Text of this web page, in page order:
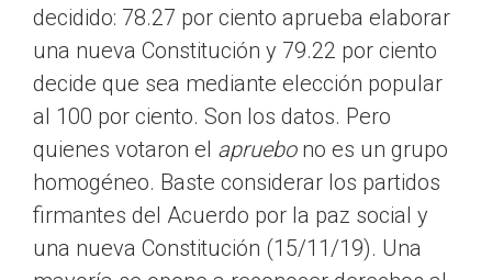
decidido: 78.27 por ciento aprueba elaborar
una nueva Constitución y 79.22 por ciento
decide que sea mediante elección popular
al 100 por ciento. Son los datos. Pero
quienes votaron el apruebo no es un grupo
homogéneo. Baste considerar los partidos
firmantes del Acuerdo por la paz social y
una nueva Constitución (15/11/19). Una